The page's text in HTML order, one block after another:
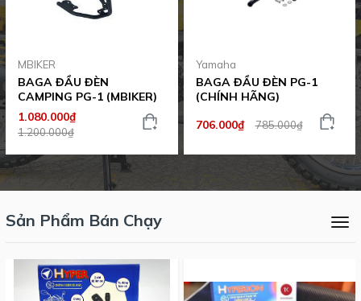
MBIKER
BAGA ĐẦU ĐÈN
CAMPING PG-1 (MBIKER)
1.080.000₫
1.200.000₫
Yamaha
BAGA ĐẦU ĐÈN PG-1
(CHÍNH HÃNG)
706.000₫
785.000₫
Sản Phẩm Bán Chạy